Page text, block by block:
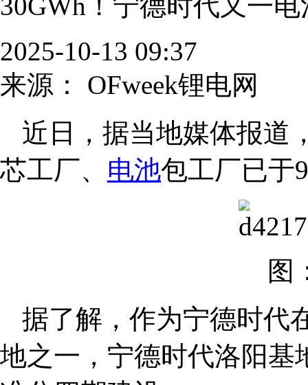
2025-10-13 09:37
来源：
OFweek锂电网
近日，据当地媒体报道
芯工厂、 电池包工厂已于
图
据了解，作为宁德时代
地之一，宁德时代洛阳基